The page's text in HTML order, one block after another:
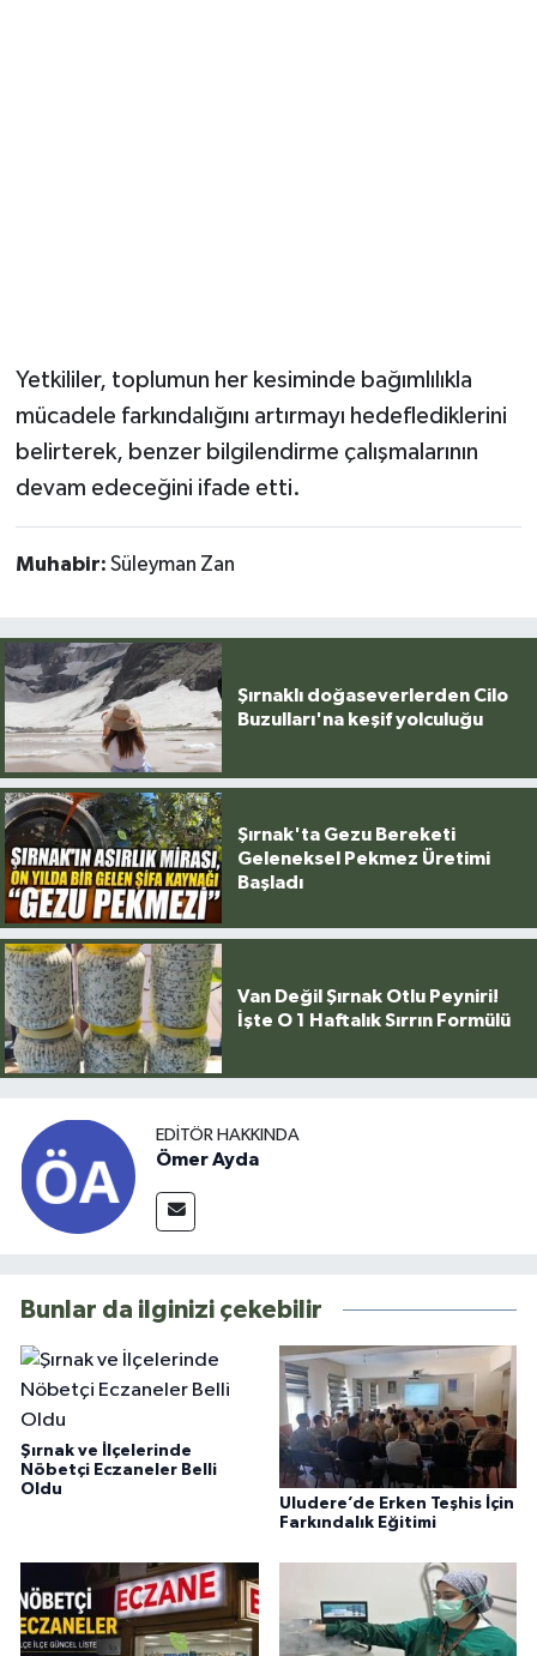
Yetkililer, toplumun her kesiminde bağımlılıkla
mücadele farkındalığını artırmayı hedeflediklerini
belirterek, benzer bilgilendirme çalışmalarının
devam edeceğini ifade etti.
Muhabir: Süleyman Zan
Şırnaklı doğaseverlerden Cilo
Buzulları'na keşif yolculuğu
Şırnak'ta Gezu Bereketi
Geleneksel Pekmez Üretimi
Başladı
Van Değil Şırnak Otlu Peyniri!
İşte O 1 Haftalık Sırrın Formülü
EDITÖR HAKKINDA
Ömer Ayda
Bunlar da ilginizi çekebilir
Şırnak ve İlçelerinde
Nöbetçi Eczaneler Belli
Oldu
Uludere’de Erken Teşhis İçin
Farkındalık Eğitimi